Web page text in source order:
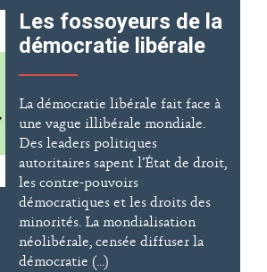
Les fossoyeurs de la
démocratie libérale
La démocratie libérale fait face à
une vague illibérale mondiale.
Des leaders politiques
autoritaires sapent l’État de droit,
les contre-pouvoirs
démocratiques et les droits des
minorités. La mondialisation
néolibérale, censée diffuser la
démocratie (...)